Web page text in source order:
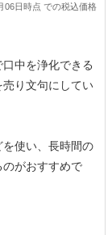
06日時点 での税込価格
中を浄化できる
り文句にしてい
使い、長時間の
がおすすめで